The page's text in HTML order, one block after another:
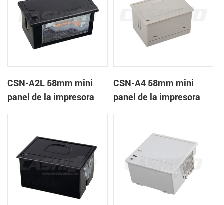
CSN-A2L 58mm mini
panel de la impresora
CSN-A4 58mm mini
panel de la impresora